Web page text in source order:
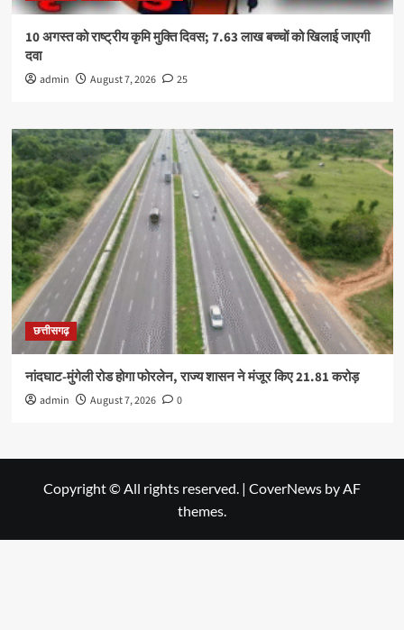
10 अगस्त को राष्ट्रीय कृमि मुक्ति दिवस; 7.63 लाख बच्चों को खिलाई जाएगी
दवा
admin August 7, 2026 25
छत्तीसगढ़
नांदघाट-मुंगेली रोड होगा फोरलेन, राज्य शासन ने मंजूर किए 21.81 करोड़
admin August 7, 2026 0
Copyright © All rights reserved. | CoverNews by AF
themes.